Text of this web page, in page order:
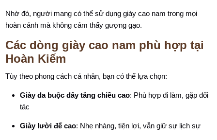
Nhờ đó, người mang có thể sử dụng giày cao nam trong mọi
hoàn cảnh mà không cảm thấy gượng gạo.
Các dòng giày cao nam phù hợp tại
Hoàn Kiếm
Tùy theo phong cách cá nhân, bạn có thể lựa chọn:
Giày da buộc dây tăng chiều cao: Phù hợp đi làm, gặp đối
tác
Giày lười đế cao: Nhẹ nhàng, tiện lợi, vẫn giữ sự lịch sự